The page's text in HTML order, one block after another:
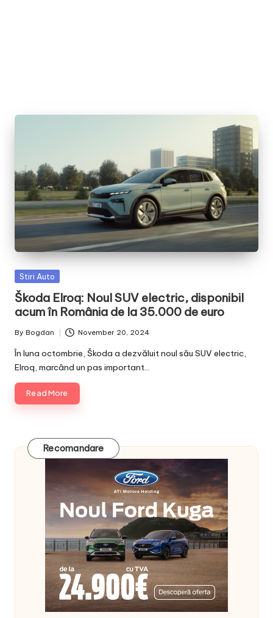
Posted
in
Stiri Auto
Škoda Elroq: Noul SUV electric, disponibil
acum în România de la 35.000 de euro
Posted
by
By Bogdan November 20, 2024
În luna octombrie, Škoda a dezvăluit noul său SUV electric,
Elroq, marcând un pas important…
Read More
Recomandare